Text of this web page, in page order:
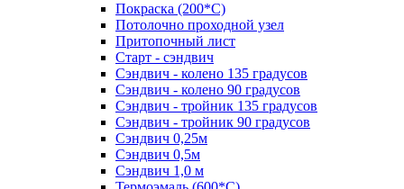
Покраска (200*С)
Потолочно проходной узел
Притопочный лист
Старт - сэндвич
Сэндвич - колено 135 градусов
Сэндвич - колено 90 градусов
Сэндвич - тройник 135 градусов
Сэндвич - тройник 90 градусов
Сэндвич 0,25м
Сэндвич 0,5м
Сэндвич 1,0 м